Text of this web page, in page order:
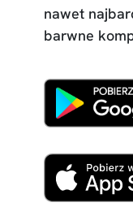
nawet
barwne